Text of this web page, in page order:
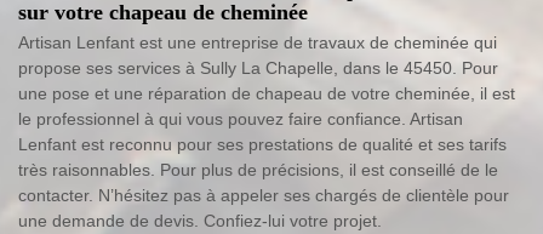
sur votre chapeau de cheminée
Artisan Lenfant est une entreprise de travaux de cheminée qui
propose ses services à Sully La Chapelle, dans le 45450. Pour
une pose et une réparation de chapeau de votre cheminée, il est
le professionnel à qui vous pouvez faire confiance. Artisan
Lenfant est reconnu pour ses prestations de qualité et ses tarifs
très raisonnables. Pour plus de précisions, il est conseillé de le
contacter. N’hésitez pas à appeler ses chargés de clientèle pour
une demande de devis. Confiez-lui votre projet.